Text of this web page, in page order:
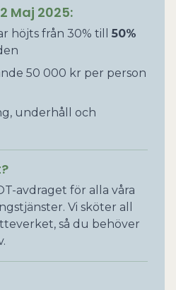
Maj 2025:
höjts från 30% till 50%
50 000 kr per person
underhåll och
avdraget för alla våra
Vi sköter all
så du behöver